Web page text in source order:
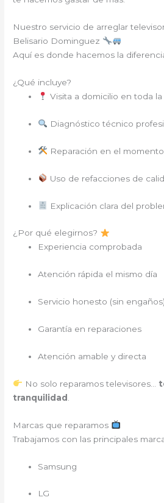
Nuestro servicio de arreglar
Belisario Dominguez
Aquí es donde hacemos la
¿Qué incluye?
Visita a domicilio en toda
Diagnóstico técnico
Reparación en el
Uso de refacciones de
Explicación clara del
¿Por qué elegirnos?
Experiencia comprobada
Atención rápida el mismo día
Servicio honesto (sin engaños)
Garantía en reparaciones
Atención amable y directa
No solo reparamos televisores…
tranquilidad
Marcas que reparamos
Trabajamos con las principales
Samsung
LG